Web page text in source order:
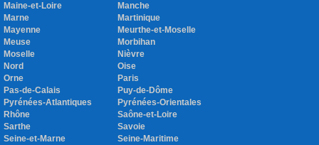
Maine-et-Loire
Manche
Marne
Martinique
Mayenne
Meurthe-et-Moselle
Meuse
Morbihan
Moselle
Nièvre
Nord
Oise
Orne
Paris
Pas-de-Calais
Puy-de-Dôme
Pyrénées-Atlantiques
Pyrénées-Orientales
Rhône
Saône-et-Loire
Sarthe
Savoie
Seine-et-Marne
Seine-Maritime